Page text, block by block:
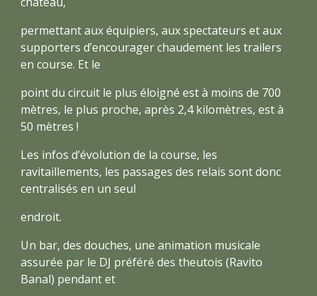
permettant aux équipiers, aux spectateurs et aux
supporters d’encourager chaudement les trailers
en course. Et le
point du circuit le plus éloigné est à moins de 700
mètres, le plus proche, après 2,4 kilomètres, est à
50 mètres !
Les infos d’évolution de la course, les
ravitaillements, les passages des relais sont donc
centralisés en un seul
endroit.
Un bar, des douches, une animation musicale
assurée par le DJ préféré des theutois (Ravito
Banal) pendant et